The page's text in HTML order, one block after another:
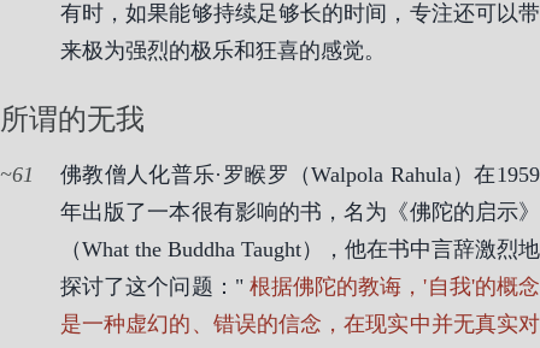
有时，如果能够持续足够长的时间，专注还可以带
来极为强烈的极乐和狂喜的感觉。
所谓的无我
61
佛教僧人化普乐·罗睺罗（Walpola Rahula）在1959
年出版了一本很有影响的书，名为《佛陀的启示》
（What the Buddha Taught），他在书中言辞激烈地
探讨了这个问题：" 根据佛陀的教诲，'自我'的概念
是一种虚幻的、错误的信念，在现实中并无真实对